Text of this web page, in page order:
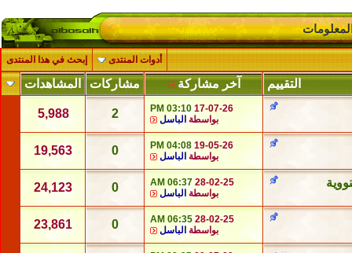
أدوات المنتدى إبحث في هذا المنتدى
التقييم آخر مشاركة مشاركات المشاهدات
17-07-26
03:10 PM
بواسطة الباسل 2
5,988
19-05-26
04:08 PM
بواسطة الباسل 0
19,563
28-02-25
06:37 AM
بواسطة الباسل 0
24,123
28-02-25
06:35 AM
بواسطة الباسل 0
23,861